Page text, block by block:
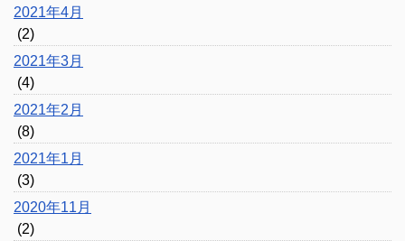
2021年4月
(2)
2021年3月
(4)
2021年2月
(8)
2021年1月
(3)
2020年11月
(2)